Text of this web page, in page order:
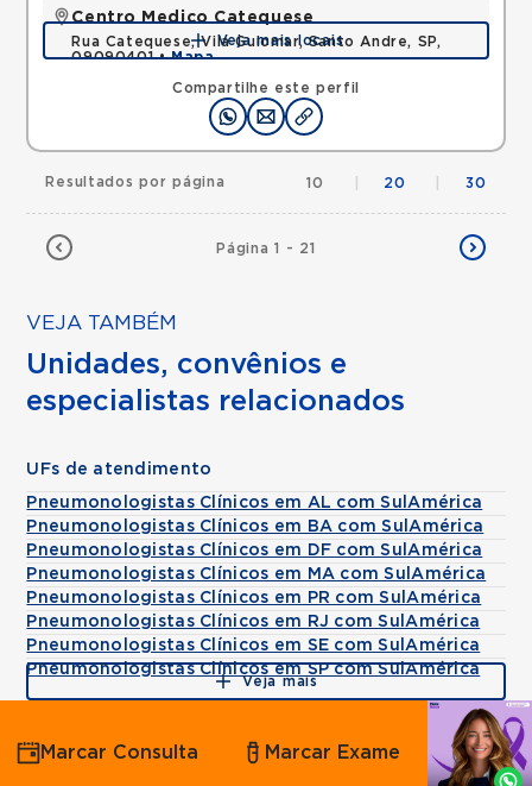
Compartilhe este perfil
Centro Medico Catequese
Rua Catequese, Vila Guiomar, Santo Andre, SP,
09090401 •Mapa
Veja mais locais
Página 1 - 21
Resultados por página 10 20 30
VEJA TAMBÉM
Unidades, convênios e
especialistas relacionados
UFs de atendimento
Pneumonologistas Clínicos em AL com SulAmérica
Pneumonologistas Clínicos em BA com SulAmérica
Pneumonologistas Clínicos em DF com SulAmérica
Pneumonologistas Clínicos em MA com SulAmérica
Pneumonologistas Clínicos em PR com SulAmérica
Pneumonologistas Clínicos em RJ com SulAmérica
Pneumonologistas Clínicos em SE com SulAmérica
Pneumonologistas Clínicos em SP com SulAmérica
Veja mais
Agende
por
Whatsapp
Marcar Consulta Marcar Exame